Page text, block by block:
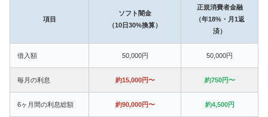
項目
ソフト闇金
（10日30%換算）
正規消費者金融
（年18%・月1返
済）
借入額 50,000円 50,000円
毎月の利息 約15,000円〜 約750円〜
6ヶ月間の利息総額 約90,000円〜 約4,500円